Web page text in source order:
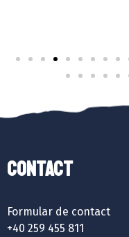
Contact
Formular de contact
+40 259 455 811